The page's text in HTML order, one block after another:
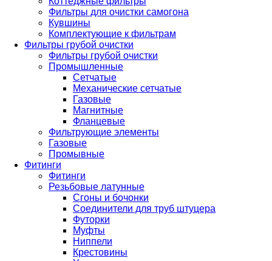
Фильтры для очистки самогона
Кувшины
Комплектующие к фильтрам
Фильтры грубой очистки
Фильтры грубой очистки
Промышленные
Сетчатые
Механические сетчатые
Газовые
Магнитные
Фланцевые
Фильтрующие элементы
Газовые
Промывные
Фитинги
Фитинги
Резьбовые латунные
Сгоны и бочонки
Соединители для труб штуцера
Футорки
Муфты
Ниппели
Крестовины